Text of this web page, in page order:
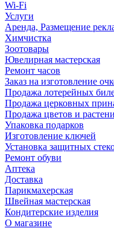
Wi-Fi
Услуги
Аренда, Размещение
Химчистка
Зоотовары
Ювелирная мастерская
Ремонт часов
Заказ на изготовление
Продажа лотерейных
Продажа церковных
Продажа цветов и
Упаковка подарков
Изготовление ключей
Установка защитных
Ремонт обуви
Аптека
Доставка
Парикмахерская
Швейная мастерская
Кондитерские изделия
О магазине